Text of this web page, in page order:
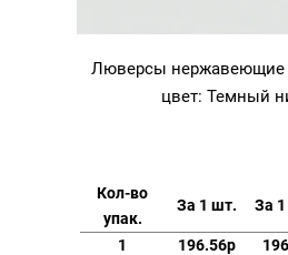
Люверсы нержавеющие
цвет: Темный
Кол-во
упак.
За 1 шт. За 1
1 196.56р